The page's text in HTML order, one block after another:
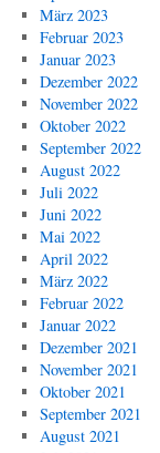
März 2023
Februar 2023
Januar 2023
Dezember 2022
November 2022
Oktober 2022
September 2022
August 2022
Juli 2022
Juni 2022
Mai 2022
April 2022
März 2022
Februar 2022
Januar 2022
Dezember 2021
November 2021
Oktober 2021
September 2021
August 2021